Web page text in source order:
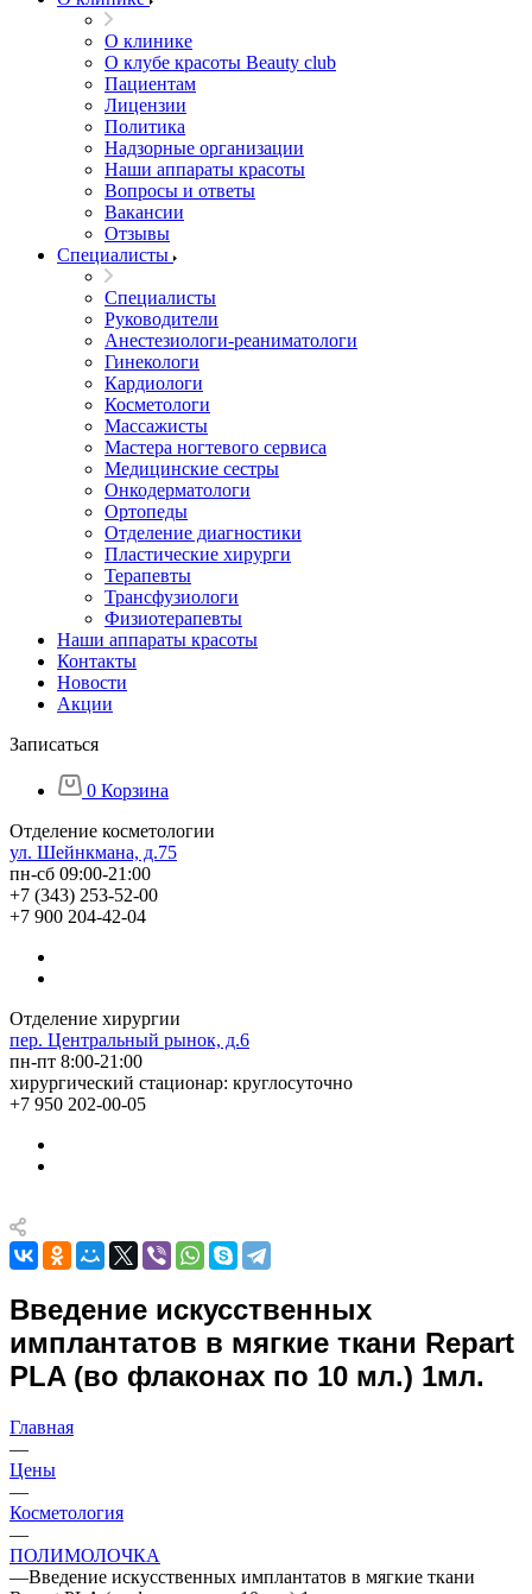
О клинике
О клубе красоты Beauty club
Пациентам
Лицензии
Политика
Надзорные организации
Наши аппараты красоты
Вопросы и ответы
Вакансии
Отзывы
Специалисты
Специалисты
Руководители
Анестезиологи-реаниматологи
Гинекологи
Кардиологи
Косметологи
Массажисты
Мастера ногтевого сервиса
Медицинские сестры
Онкодерматологи
Ортопеды
Отделение диагностики
Пластические хирурги
Терапевты
Трансфузиологи
Физиотерапевты
Наши аппараты красоты
Контакты
Новости
Акции
Записаться
0 Корзина
Отделение косметологии
ул. Шейнкмана, д.75
пн-сб 09:00-21:00
+7 (343) 253-52-00
+7 900 204-42-04
Отделение хирургии
пер. Центральный рынок, д.6
пн-пт 8:00-21:00
хирургический стационар: круглосуточно
+7 950 202-00-05
Введение искусственных
имплантатов в мягкие ткани Repart
PLA (во флаконах по 10 мл.) 1мл.
Главная
—
Цены
—
Косметология
—
ПОЛИМОЛОЧКА
—Введение искусственных имплантатов в мягкие ткани